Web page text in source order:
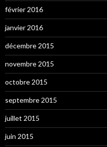
février 2016
janvier 2016
décembre 2015
novembre 2015
octobre 2015
septembre 2015
juillet 2015
juin 2015